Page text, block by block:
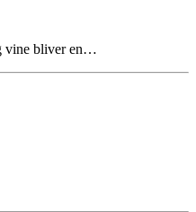
vine bliver en…